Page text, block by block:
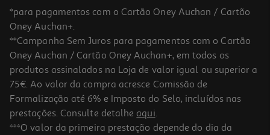
-10%
Livro Coelho Vs. Macaco - O Aye-Aye Supersónico
*para pagamentos com o Cartão Oney Auchan / Cartão
Oney Auchan+.
**Campanha Sem Juros para pagamentos com o Cartão
Oney Auchan / Cartão Oney Auchan+, em todos os
produtos assinalados na Loja de valor igual ou superior a
75€. Ao valor da compra acresce Comissão de
Formalização até 6% e Imposto do Selo, incluídos nas
prestações. Consulte detalhe aqui.
***O valor da primeira prestação depende do dia da